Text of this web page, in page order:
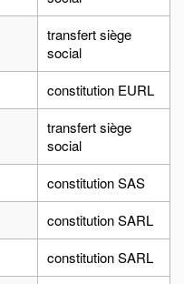
transfert siège
social
constitution EURL
transfert siège
social
constitution SAS
constitution SARL
constitution SARL